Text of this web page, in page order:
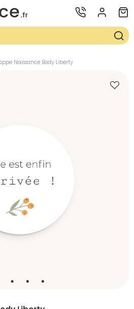
Naissance Body Liberty